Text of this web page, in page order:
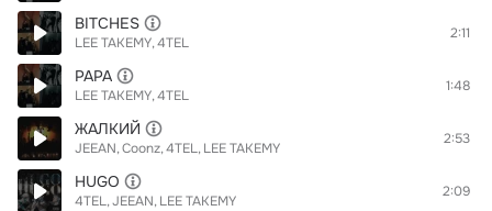
BITCHES
LEE TAKEMY 4TEL
2:11
РАРА
LEE TAKEMY 4TEL
1:48
ЖАЛКИЙ
JEEAN Coonz 4TEL LEE TAKEMY
2:53
HUGO
4TEL JEEAN LEE TAKEMY
2:09